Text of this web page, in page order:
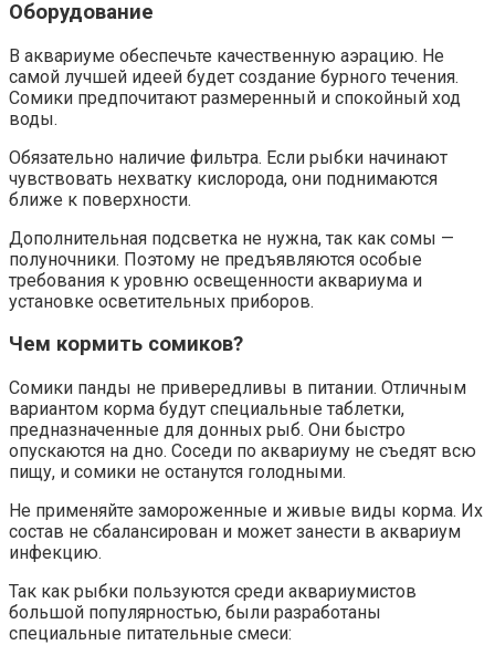
Оборудование
В аквариуме обеспечьте качественную аэрацию. Не
самой лучшей идеей будет создание бурного течения.
Сомики предпочитают размеренный и спокойный ход
воды.
Обязательно наличие фильтра. Если рыбки начинают
чувствовать нехватку кислорода, они поднимаются
ближе к поверхности.
Дополнительная подсветка не нужна, так как сомы —
полуночники. Поэтому не предъявляются особые
требования к уровню освещенности аквариума и
установке осветительных приборов.
Чем кормить сомиков?
Сомики панды не привередливы в питании. Отличным
вариантом корма будут специальные таблетки,
предназначенные для донных рыб. Они быстро
опускаются на дно. Соседи по аквариуму не съедят всю
пищу, и сомики не останутся голодными.
Не применяйте замороженные и живые виды корма. Их
состав не сбалансирован и может занести в аквариум
инфекцию.
Так как рыбки пользуются среди аквариумистов
большой популярностью, были разработаны
специальные питательные смеси: